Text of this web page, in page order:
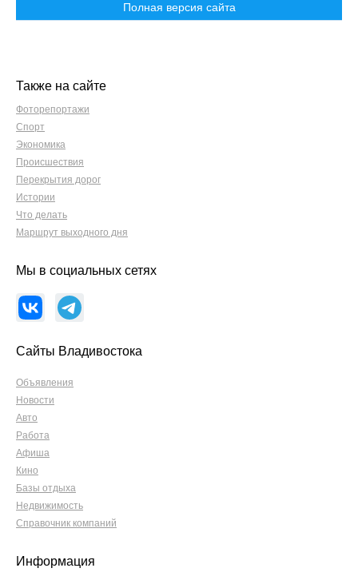
Полная версия сайта
Также на сайте
Фоторепортажи
Спорт
Экономика
Происшествия
Перекрытия дорог
Истории
Что делать
Маршрут выходного дня
Мы в социальных сетях
Сайты Владивостока
Объявления
Новости
Авто
Работа
Афиша
Кино
Базы отдыха
Недвижимость
Справочник компаний
Информация